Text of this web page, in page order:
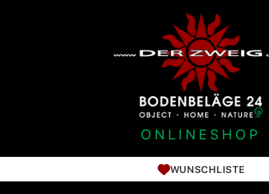
ONLINESHOP
WUNSCHLISTE